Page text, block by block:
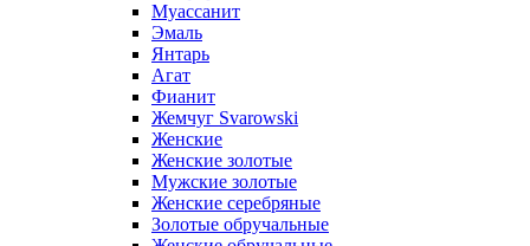
Муассанит
Эмаль
Янтарь
Агат
Фианит
Жемчуг Svarowski
Женские
Женские золотые
Мужские золотые
Женские серебряные
Золотые обручальные